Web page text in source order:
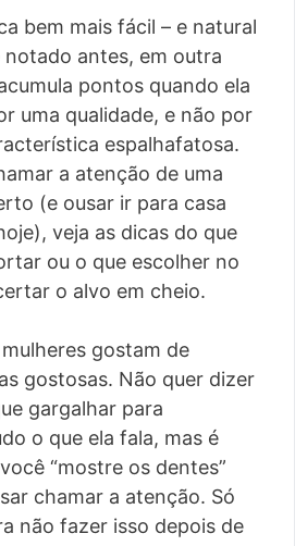
bem mais fácil – e natural
notado antes, em outra
pontos quando ela
uma qualidade, e não por
espalhafatosa.
a atenção de uma
(e ousar ir para casa
veja as dicas do que
ou o que escolher no
o alvo em cheio.
mulheres gostam de
gostosas. Não quer dizer
gargalhar para
o que ela fala, mas é
“mostre os dentes”
chamar a atenção. Só
não fazer isso depois de